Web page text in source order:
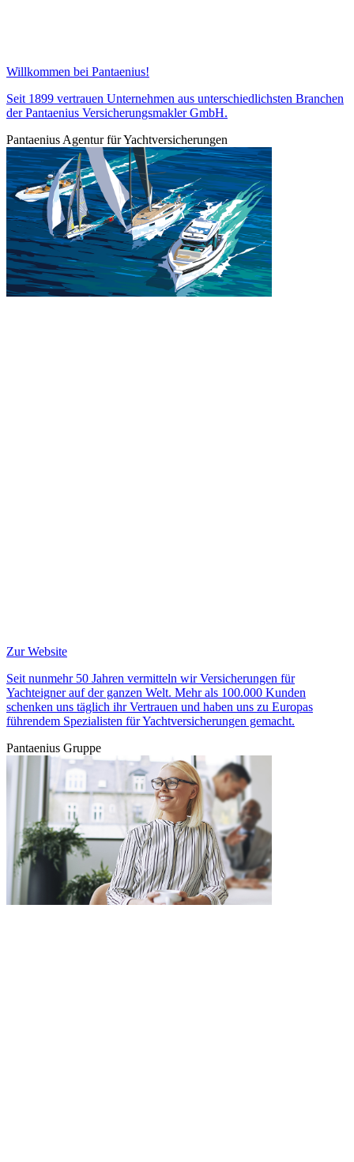
Willkommen bei Pantaenius!
Seit 1899 vertrauen Unternehmen aus unterschiedlichsten Branchen
der Pantaenius Versicherungsmakler GmbH.
Pantaenius Agentur für Yachtversicherungen
Zur Website
Seit nunmehr 50 Jahren vermitteln wir Versicherungen für
Yachteigner auf der ganzen Welt. Mehr als 100.000 Kunden
schenken uns täglich ihr Vertrauen und haben uns zu Europas
führendem Spezialisten für Yachtversicherungen gemacht.
Pantaenius Gruppe